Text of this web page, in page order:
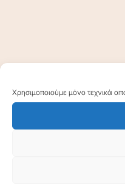
Χρησιμοποιούμε μόνο τεχνικά